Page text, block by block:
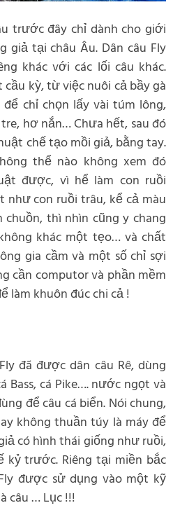
trước đây chỉ dành cho giới
tại châu Âu. Dân câu Fly
khác với các lối câu khác.
kỳ, từ việc nuôi cả bầy gà
chỉ chọn lấy vài túm lông,
hơ nắn… Chưa hết, sau đó
chế tạo mồi giả, bằng tay.
thể nào không xem đó
được, vì hể làm con ruồi
con ruồi trâu, kể cả màu
chuồn, thì nhìn cũng y chang
khác một tẹo… và chất
gia cầm và một số chỉ sợi
cần computor và phần mềm
làm khuôn đúc chi cả !
đã được dân câu Rê, dùng
Bass, cá Pike…. nước ngọt và
để câu cá biển. Nói chung,
không thuần túy là máy để
có hình thái giống như ruồi,
kỷ trước. Riêng tại miền bắc
được sử dụng vào một kỹ
câu … Lục !!!